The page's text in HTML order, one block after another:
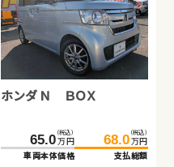
ホンダ Ｎ ＢＯＸ
65.0 （税込）
万円
車両本体価格
68.0 （税込）
万円
支払総額
トヨタ ルーミー
185.8 （税込）
万円
諸費用：13.9万円（税込）
あり
ダイハツ ムーヴ
174.5 （税込）
万円
諸費用：8.4 万円（税込）
あり